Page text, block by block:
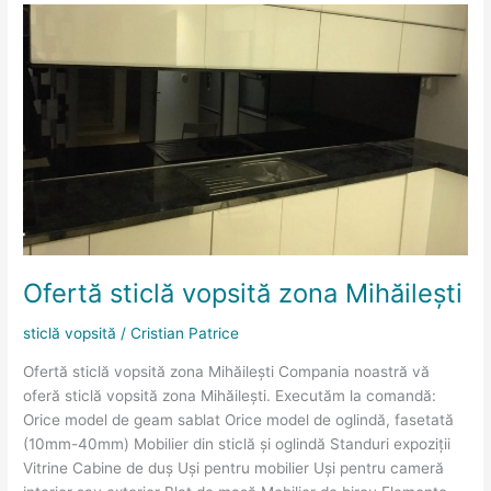
Ofertă sticlă vopsită zona Mihăileşti
sticlă vopsită /Cristian Patrice
Ofertă sticlă vopsită zona Mihăileşti Compania noastră vă
oferă sticlă vopsită zona Mihăileşti. Executăm la comandă:
Orice model de geam sablat Orice model de oglindă, fasetată
(10mm-40mm) Mobilier din sticlă și oglindă Standuri expoziții
Vitrine Cabine de duș Uși pentru mobilier Uși pentru cameră
Ofertă
sticlă
vopsită
zona
Mihăileşti